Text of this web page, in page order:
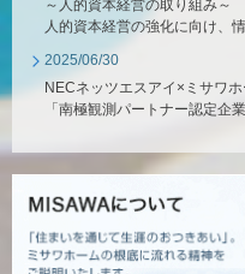
～人的資本経営の取り組み～
人的資本経営の強化に向け、
2025/06/30
NECネッツエスアイ×ミサワ
「南極観測パートナー認定企